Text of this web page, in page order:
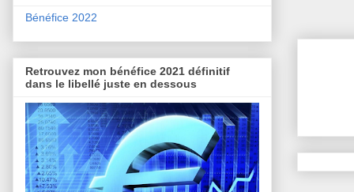
Bénéfice 2022
Retrouvez mon bénéfice 2021 définitif
dans le libellé juste en dessous